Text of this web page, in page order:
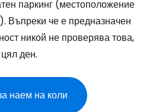
паркинг (местоположение
). Въпреки че е предназначен
никой не проверява това,
ден.
наем на коли